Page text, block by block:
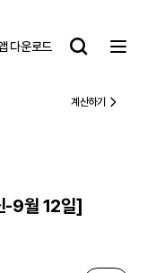
다운로드
계산하기
-9월 12일]